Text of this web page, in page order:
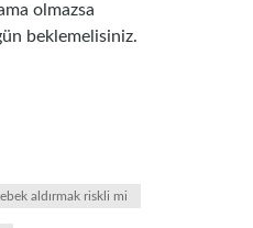
olmazsa
beklemelisiniz.
aldırmak riskli mi